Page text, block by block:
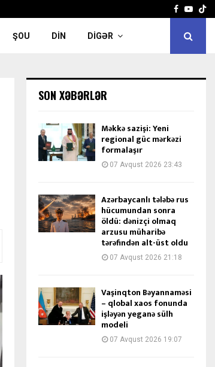
Facebook
ŞOU DIN DIGƏR
SON XƏBƏRLƏR
Məkkə sazişi: Yeni
regional güc mərkəzi
formalaşır
07 Avqust 2026 23:43
Azərbaycanlı tələbə rus
hücumundan sonra
öldü: dənizçi olmaq
arzusu müharibə
tərəfindən alt-üst oldu
07 Avqust 2026 21:18
Vaşinqton Bəyannaməsi
– qlobal xaos fonunda
işləyən yeganə sülh
modeli
07 Avqust 2026 19:07